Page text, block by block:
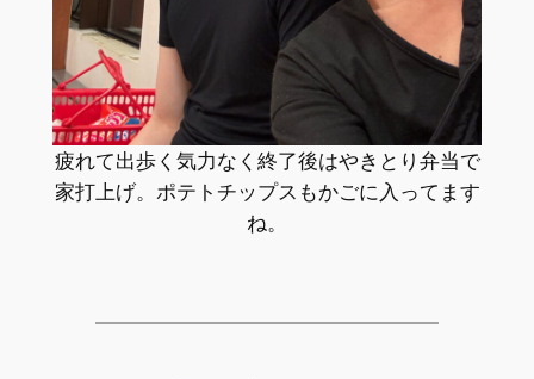
疲れて出歩く気力なく終了後はやきとり弁当で
家打上げ。ポテトチップスもかごに入ってます
ね。